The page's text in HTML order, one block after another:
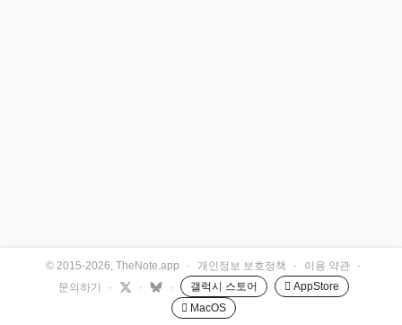
© 2015-2026, TheNote.app · 개인정보 보호정책 · 이용 약관
·
문의하기
· · · 갤럭시 스토어
 AppStore
 MacOS